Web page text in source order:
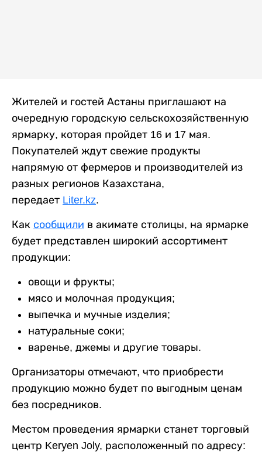
Жителей и гостей Астаны приглашают на
очередную городскую сельскохозяйственную
ярмарку, которая пройдет 16 и 17 мая.
Покупателей ждут свежие продукты
напрямую от фермеров и производителей из
разных регионов Казахстана,
передает Liter.kz.
Как сообщили в акимате столицы, на ярмарке
будет представлен широкий ассортимент
продукции:
овощи и фрукты;
мясо и молочная продукция;
выпечка и мучные изделия;
натуральные соки;
варенье, джемы и другие товары.
Организаторы отмечают, что приобрести
продукцию можно будет по выгодным ценам
без посредников.
Местом проведения ярмарки станет торговый
центр Keryen Joly, расположенный по адресу: